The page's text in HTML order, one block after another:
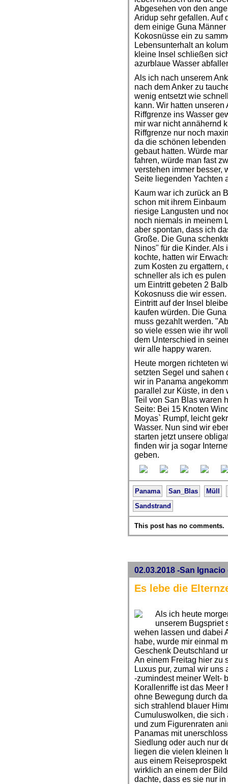
Abgesehen von den
Aridup sehr gefallen. Auf
dem einige Guna
Kokosnüsse ein zu
Lebensunterhalt an
kleine Insel schließen
azurblaue Wasser
Als ich nach unserem
nach dem Anker zu
wenig entsetzt wie
kann. Wir hatten
Riffgrenze ins Wasser
mir war nicht annähernd
Riffgrenze nur noch
da die schönen
gebaut hatten. Würde
fahren, würde man fast
verstehen immer besser,
Seite liegenden Yachten
Kaum war ich zurück an
schon mit ihrem
riesige Langusten und
noch niemals in meinem
aber spontan, dass ich
Große. Die Guna
Ninos" für die Kinder. Als
kochte, hatten wir
zum Kosten zu
schneller als ich es
um Eintritt gebeten 2
Kokosnuss die wir
Eintritt auf der Insel
kaufen würden. Die
muss gezahlt werden.
so viele essen wie ihr
dem Unterschied in
wir alle happy waren.
Heute morgen richteten
setzten Segel und sahen
wir in Panama
parallel zur Küste, in den
Teil von San Blas waren
Seite: Bei 15 Knoten
Moyas` Rumpf, leicht
Wasser. Nun sind wir
starten jetzt unsere
finden wir ja sogar
geben.
Panama San_Blas
Müll
Sandstrand
This post has no comments.
02.03.2018 -San
Es lebe die
Als ich heute
unserem Bugspriet
wehen lassen und dabei
habe, wurde mir einmal
Geschenk Deutschland
An einem Freitag hier zu
Luxus pur, zumal wir uns
-zumindest meiner Welt-
Korallenriffe ist das Meer
ohne Bewegung durch
sich strahlend blauer
Cumuluswolken, die sich
und zum Figurenraten
Panamas mit
Siedlung oder auch nur
liegen die vielen kleinen
aus einem
wirklich an einem der
dachte, dass es sie nur